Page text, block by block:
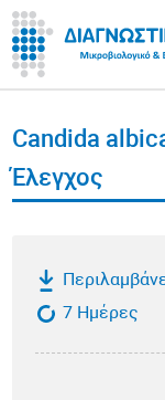
Candida
Έλεγχος
7 Ημέρες